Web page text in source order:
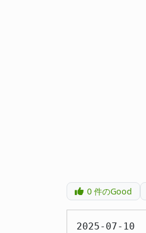
0件のGood
2025-07-10